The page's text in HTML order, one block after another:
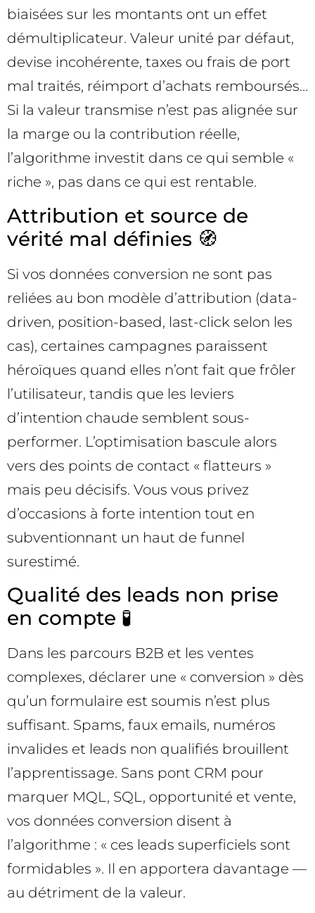
biaisées sur les montants ont un effet
démultiplicateur. Valeur unité par défaut,
devise incohérente, taxes ou frais de port
mal traités, réimport d’achats remboursés…
Si la valeur transmise n’est pas alignée sur
la marge ou la contribution réelle,
l’algorithme investit dans ce qui semble «
riche », pas dans ce qui est rentable.
Attribution et source de
vérité mal définies 🧭
Si vos données conversion ne sont pas
reliées au bon modèle d’attribution (data-
driven, position-based, last-click selon les
cas), certaines campagnes paraissent
héroïques quand elles n’ont fait que frôler
l’utilisateur, tandis que les leviers
d’intention chaude semblent sous-
performer. L’optimisation bascule alors
vers des points de contact « flatteurs »
mais peu décisifs. Vous vous privez
d’occasions à forte intention tout en
subventionnant un haut de funnel
surestimé.
Qualité des leads non prise
en compte 🧪
Dans les parcours B2B et les ventes
complexes, déclarer une « conversion » dès
qu’un formulaire est soumis n’est plus
suffisant. Spams, faux emails, numéros
invalides et leads non qualifiés brouillent
l’apprentissage. Sans pont CRM pour
marquer MQL, SQL, opportunité et vente,
vos données conversion disent à
l’algorithme : « ces leads superficiels sont
formidables ». Il en apportera davantage —
au détriment de la valeur.